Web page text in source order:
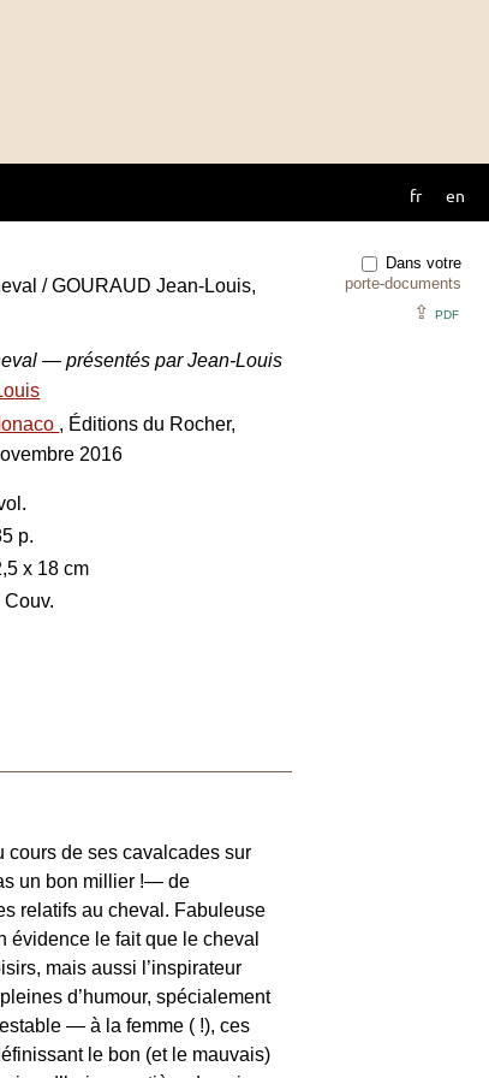
fr en
Dans votre
porte-documents
⇪ PDF
/ GOURAUD Jean-Louis,
— présentés par Jean-Louis
, Éditions du Rocher,
2016
p.
x 18 cm
Couv.
cours de ses cavalcades sur
un bon millier !— de
relatifs au cheval. Fabuleuse
évidence le fait que le cheval
mais aussi l’inspirateur
d’humour, spécialement
— à la femme ( !), ces
le bon (et le mauvais)